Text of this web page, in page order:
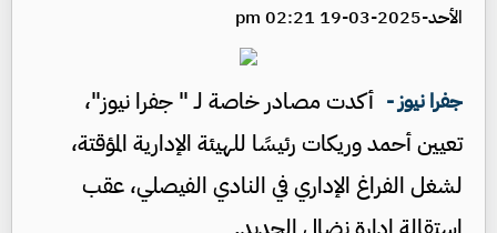
الأحد-2025-03-19 02:21 pm
جفرا نيوز - أكدت مصادر خاصة لـ " جفرا نيوز"،
تعيين أحمد وريكات رئيسًا للهيئة الإدارية المؤقتة،
لشغل الفراغ الإداري في النادي الفيصلي، عقب